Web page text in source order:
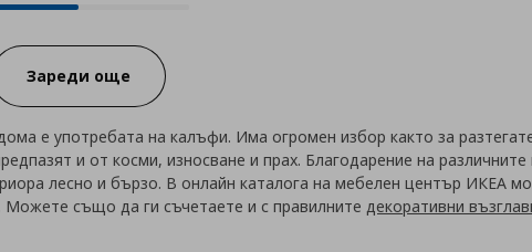
Зареди още
е употребата на калъфи. Има огромен избор както за
и от косми, износване и прах. Благодарение на различните
лесно и бързо. В онлайн каталога на мебелен център ИКЕА
също да ги съчетаете и с правилните декоративни